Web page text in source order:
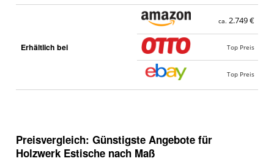
Erhältlich bei
ca. 2.749 €
Top Preis
Top Preis
Preisvergleich: Günstigste Angebote für
Holzwerk Estische nach Maß